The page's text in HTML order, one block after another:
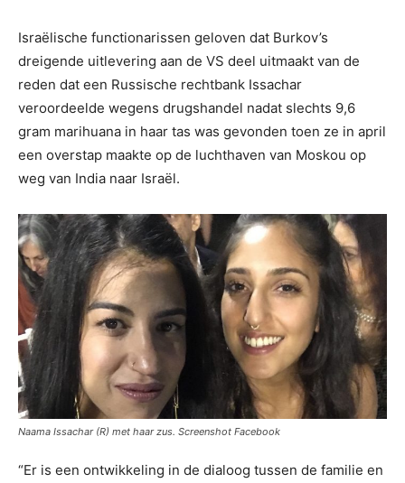
Israëlische functionarissen geloven dat Burkov’s
dreigende uitlevering aan de VS deel uitmaakt van de
reden dat een Russische rechtbank Issachar
veroordeelde wegens drugshandel nadat slechts 9,6
gram marihuana in haar tas was gevonden toen ze in april
een overstap maakte op de luchthaven van Moskou op
weg van India naar Israël.
Naama Issachar (R) met haar zus. Screenshot Facebook
“Er is een ontwikkeling in de dialoog tussen de familie en